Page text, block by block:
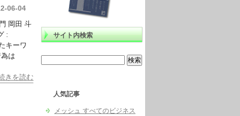
06-04
岡田 斗
:
キーワ
は
きを読む
サイト内検索
人気記事
メッシュ すべてのビジネス